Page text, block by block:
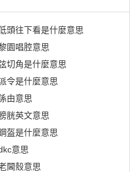
頭往下看是什麼意思
園唱腔意思
切角是什麼意思
令是什麼意思
由意思
胱英文意思
盔是什麼意思
意思
閪殼意思